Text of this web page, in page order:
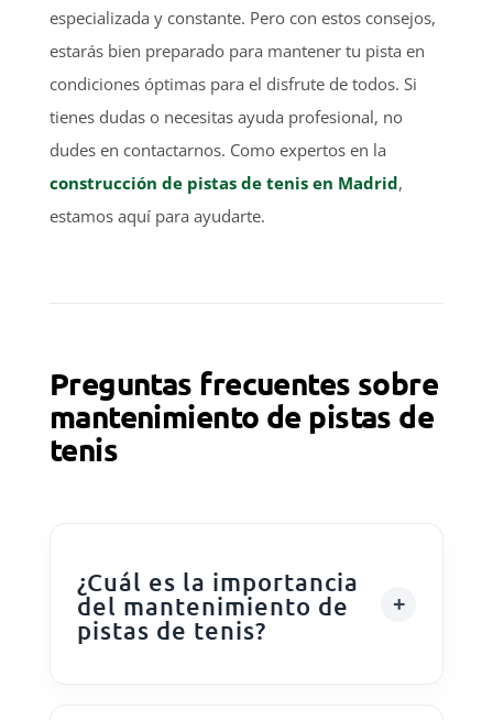
especializada y constante. Pero con estos consejos,
estarás bien preparado para mantener tu pista en
condiciones óptimas para el disfrute de todos. Si
tienes dudas o necesitas ayuda profesional, no
dudes en contactarnos. Como expertos en la
construcción de pistas de tenis en Madrid,
estamos aquí para ayudarte.
Preguntas frecuentes sobre
mantenimiento de pistas de
tenis
¿Cuál es la importancia
del mantenimiento de
pistas de tenis?